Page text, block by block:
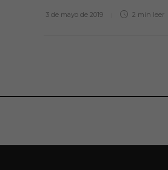
3 de mayo de 2019 2 min leer